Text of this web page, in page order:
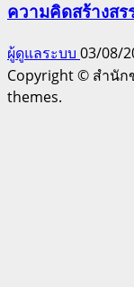
ความคิดสร้างสร
ผู้ดูแลระบบ 03/08/
Copyright © สำนัก
themes.